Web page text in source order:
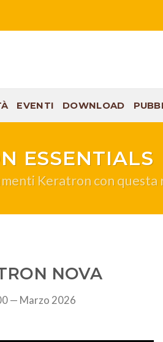
EVENTI DOWNLOAD
ESSENTIALS
Keratron con
NOVA
— Marzo 2026